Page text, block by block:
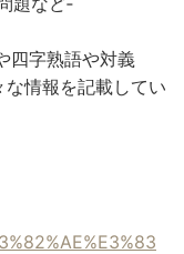
四字熟語や対義
情報を記載してい